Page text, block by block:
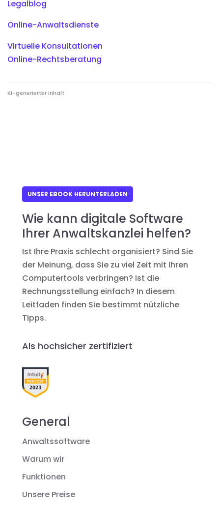
Legalblog
Online-Anwaltsdienste
Virtuelle Konsultationen
Online-Rechtsberatung
KI-generierter Inhalt
UNSER EBOOK HERUNTERLADEN
Wie kann digitale Software
Ihrer Anwaltskanzlei helfen?
Ist Ihre Praxis schlecht organisiert? Sind Sie
der Meinung, dass Sie zu viel Zeit mit Ihren
Computertools verbringen? Ist die
Rechnungsstellung einfach? In diesem
Leitfaden finden Sie bestimmt nützliche
Tipps.
Als hochsicher zertifiziert
General
Anwaltssoftware
Warum wir
Funktionen
Unsere Preise